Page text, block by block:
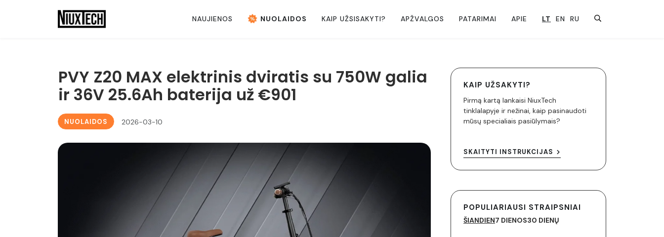
NAUJIENOS NUOLAIDOS KAIP UŽSISAKYTI? APŽVALGOS PATARIMAI APIE LT EN RU
PVY Z20 MAX elektrinis dviratis su 750W galia
ir 36V 25.6Ah baterija už €901
NUOLAIDOS 2026-03-10
KAIP UŽSAKYTI?
Pirmą kartą lankaisi NiuxTech
tinklalapyje ir nežinai, kaip pasinaudoti
mūsų specialiais pasiūlymais?
SKAITYTI INSTRUKCIJAS
POPULIARIAUSI STRAIPSNIAI
ŠIANDIEN7 DIENOS30 DIENŲ